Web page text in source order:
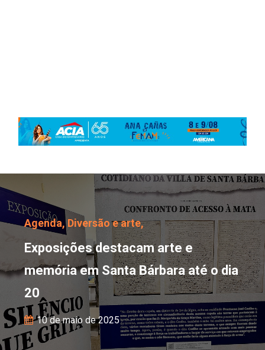
Exposições destacam
Agenda,Diversão e arte,
Exposições destacam arte e
memória em Santa Bárbara até o dia
20
10 de maio de 2025